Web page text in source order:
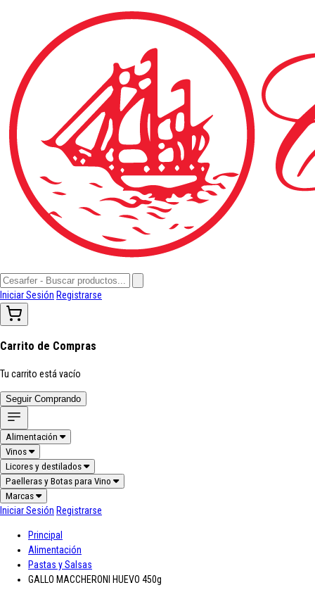
Iniciar Sesión Registrarse
Carrito de Compras
Tu carrito está vacío
Seguir Comprando
Alimentación
Vinos
Licores y destilados
Paelleras y Botas para Vino
Marcas
Asturiana Baron D'Arignac
vino JB
CH Rousseau Calvet Campoamor
Iniciar Sesión Registrarse
Principal
Alimentación
Pastas y Salsas
GALLO MACCHERONI HUEVO 450g